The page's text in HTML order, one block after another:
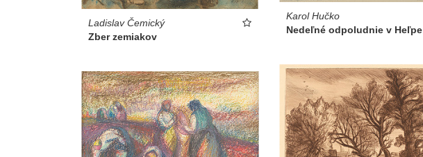
Ladislav Čemický
Zber zemiakov
Karol Hučko
Nedeľné odpoludnie v Heľpe